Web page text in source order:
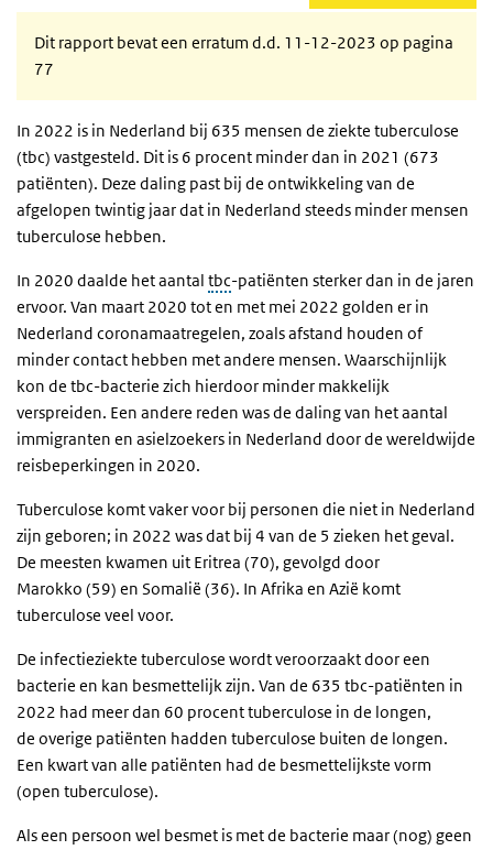
Dit rapport bevat een erratum d.d. 11-12-2023 op pagina
77
In 2022 is in Nederland bij 635 mensen de ziekte tuberculose
(tbc) vastgesteld. Dit is 6 procent minder dan in 2021 (673
patiënten). Deze daling past bij de ontwikkeling van de
afgelopen twintig jaar dat in Nederland steeds minder mensen
tuberculose hebben.
In 2020 daalde het aantal tbc-patiënten sterker dan in de jaren
ervoor. Van maart 2020 tot en met mei 2022 golden er in
Nederland coronamaatregelen, zoals afstand houden of
minder contact hebben met andere mensen. Waarschijnlijk
kon de tbc-bacterie zich hierdoor minder makkelijk
verspreiden. Een andere reden was de daling van het aantal
immigranten en asielzoekers in Nederland door de wereldwijde
reisbeperkingen in 2020.
Tuberculose komt vaker voor bij personen die niet in Nederland
zijn geboren; in 2022 was dat bij 4 van de 5 zieken het geval.
De meesten kwamen uit Eritrea (70), gevolgd door
Marokko (59) en Somalië (36). In Afrika en Azië komt
tuberculose veel voor.
De infectieziekte tuberculose wordt veroorzaakt door een
bacterie en kan besmettelijk zijn. Van de 635 tbc-patiënten in
2022 had meer dan 60 procent tuberculose in de longen,
de overige patiënten hadden tuberculose buiten de longen.
Een kwart van alle patiënten had de besmettelijkste vorm
(open tuberculose).
Als een persoon wel besmet is met de bacterie maar (nog) geen